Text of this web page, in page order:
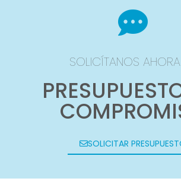
SOLICÍTANOS
SOLICITAR